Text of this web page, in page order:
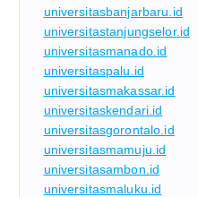
universitasbanjarbaru.id
universitastanjungselor.id
universitasmanado.id
universitaspalu.id
universitasmakassar.id
universitaskendari.id
universitasgorontalo.id
universitasmamuju.id
universitasambon.id
universitasmaluku.id